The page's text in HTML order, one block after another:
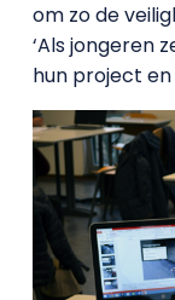
om zo de
‘Als jongeren
hun project en